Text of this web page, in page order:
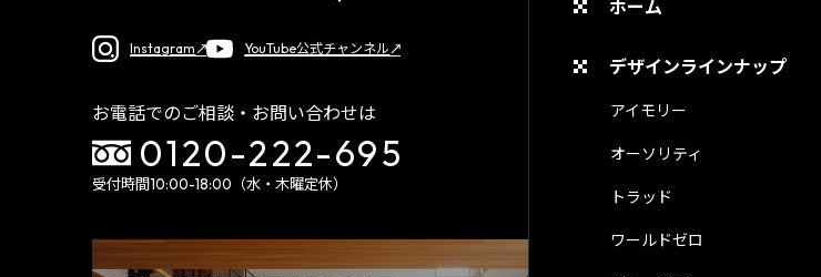
Instagram YouTube公式チャンネル
お電話でのご相談・お問い合わせは
0120-222-695
受付時間10:00-18:00（水・木曜定休）
ホーム
デザインラインナップ
アイモリー
オーソリティ
トラッド
ワールドゼロ